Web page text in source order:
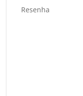
Resenha